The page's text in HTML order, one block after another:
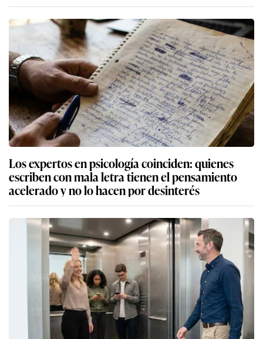
Los expertos en psicología coinciden: quienes
escriben con mala letra tienen el pensamiento
acelerado y no lo hacen por desinterés